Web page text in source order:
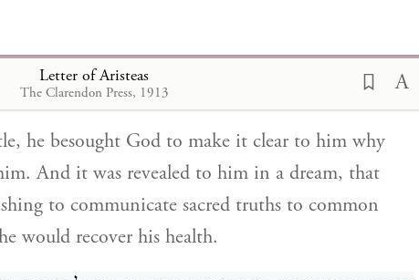
Letter of Aristeas
The Clarendon Press, 1913
המעציב: וכאשר הראו לו בחלום כי הדבר
לשום לפני בני אדם רגילים דברי אלוהים הניח את
he besought God to make it clear to him why
And it was revealed to him in a dream, that
to communicate sacred truths to common
would recover his health.